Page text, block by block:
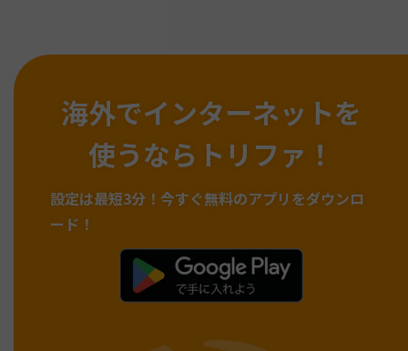
海外でインターネットを
使うならトリファ！
設定は最短3分！ 今すぐ無料のアプリをダウンロ
ード！